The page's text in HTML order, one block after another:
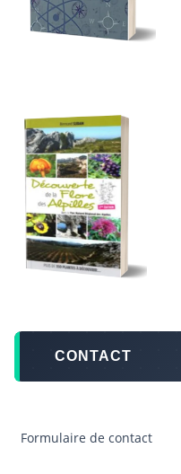
CONTACT
Formulaire de contact